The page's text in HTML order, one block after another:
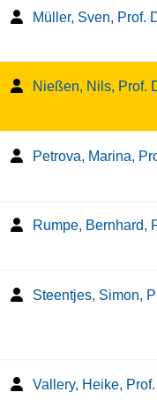
Müller, Sven, Prof.
Nießen, Nils, Prof.
Petrova, Marina,
Rumpe, Bernhard,
Steentjes, Simon,
Vallery, Heike, Prof.